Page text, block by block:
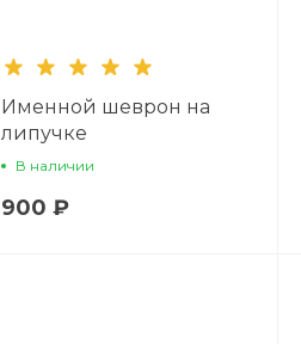
Именной шеврон на
липучке
В наличии
900 ₽